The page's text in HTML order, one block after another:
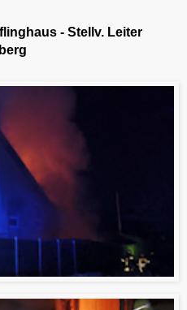
- Stellv. Leiter